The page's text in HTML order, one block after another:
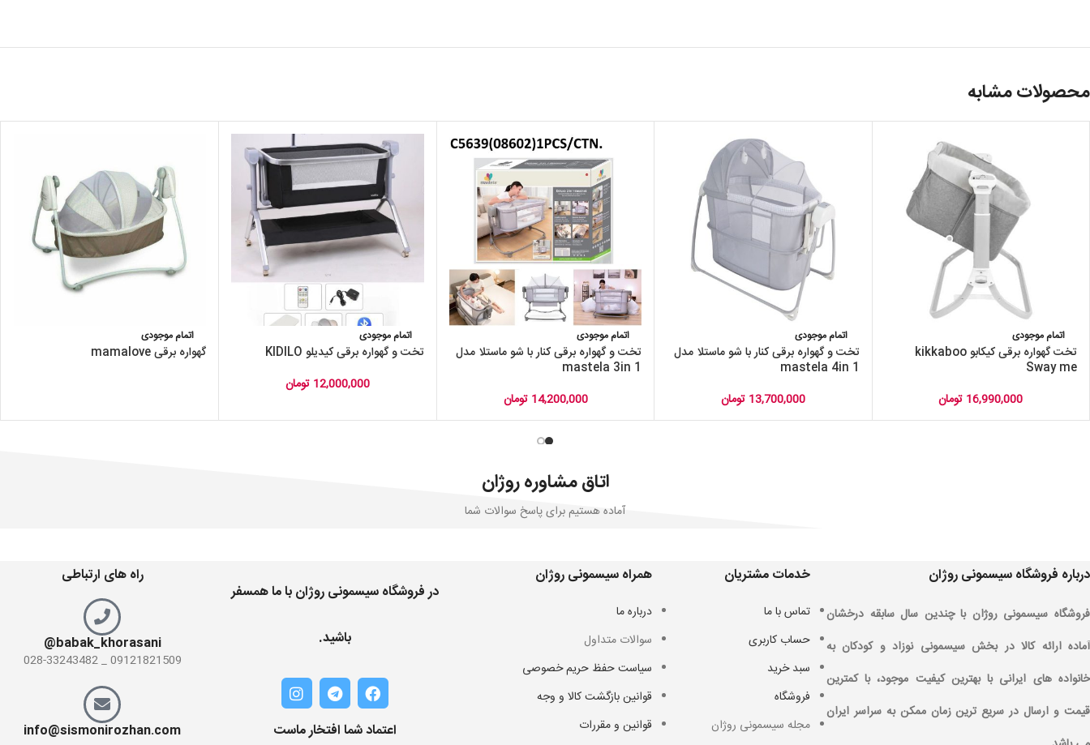
محصولات مشابه
اتمام موجودی
تخت گهواره برقی کیکابو kikkaboo
Sway me
16,990,000 تومان
اتمام موجودی
تخت و گهواره برقی کنار با شو ماستلا مدل
mastela 4in 1
13,700,000 تومان
اتمام موجودی
تخت و گهواره برقی کنار با شو ماستلا مدل
mastela 3in 1
14,200,000 تومان
اتمام موجودی
تخت و گهواره برقی کیدیلو KIDILO
12,000,000 تومان
اتمام موجودی
گهواره برقی mamalove
اتاق مشاوره روژان
آماده هستیم برای پاسخ سوالات شما
درباره فروشگاه سیسمونی روژان
فروشگاه سیسمونی روژان با چندین سال سابقه درخشان
آماده ارائه کالا در بخش سیسمونی نوزاد و کودکان به
خانواده های ایرانی با بهترین کیفیت موجود، با کمترین
قیمت و ارسال در سریع ترین زمان ممکن به سراسر ایران
خدمات مشتریان
تماس با ما
حساب کاربری
سبد خرید
فروشگاه
مجله سیسمونی روژان
همراه سیسمونی روژان
درباره ما
سوالات متداول
سیاست حفظ حریم خصوصی
قوانین بازگشت کالا و وجه
قوانین و مقررات
در فروشگاه سیسمونی روژان با ما همسفر
باشید.
اعتماد شما افتخار ماست
راه های ارتباطی
babak_khorasani@
09121821509 _ 028-33243482
info@sismonirozhan.com